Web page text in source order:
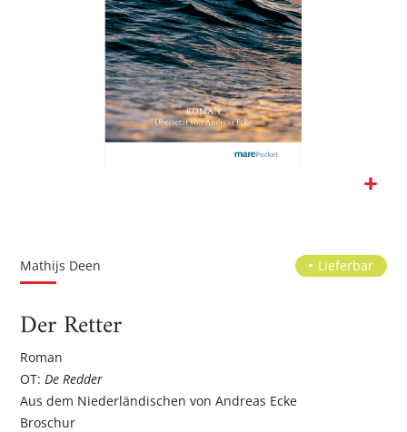
Bildgalerie
Mathijs Deen Lieferbar
Der Retter
Roman
OT:De Redder
Aus dem Niederländischen von Andreas Ecke
Broschur